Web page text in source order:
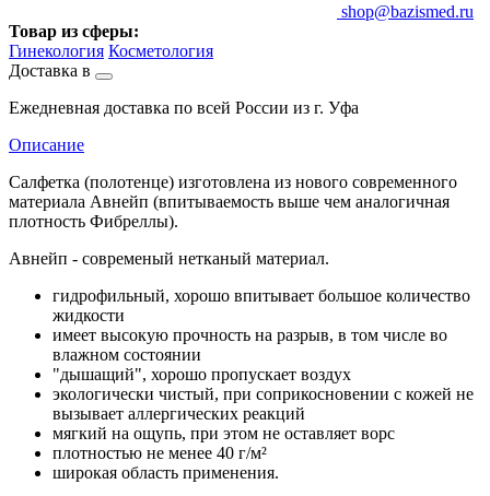
shop@bazismed.ru
Товар из сферы:
Гинекология Косметология
Доставка в
Ежедневная доставка по всей России из г. Уфа
Описание
Салфетка (полотенце) изготовлена из нового современного
материала Авнейп (впитываемость выше чем аналогичная
плотность Фибреллы).
Авнейп - современый нетканый материал.
гидрофильный, хорошо впитывает большое количество
жидкости
имеет высокую прочность на разрыв, в том числе во
влажном состоянии
"дышащий", хорошо пропускает воздух
экологически чистый, при соприкосновении с кожей не
вызывает аллергических реакций
мягкий на ощупь, при этом не оставляет ворс
плотностью не менее 40 г/м²
широкая область применения.